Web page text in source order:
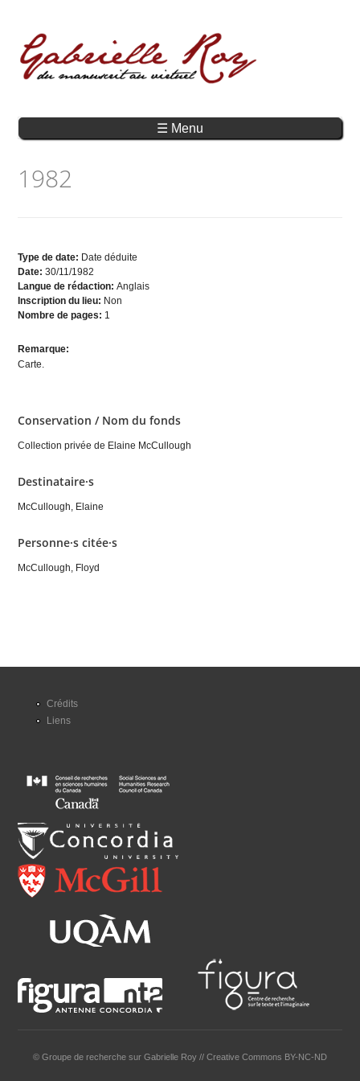
☰ Menu
1982
Type de date: Date déduite
Date:30/11/1982
Langue de rédaction:Anglais
Inscription du lieu: Non
Nombre de pages: 1
Remarque:
Carte.
Conservation / Nom du fonds
Collection privée de Elaine McCullough
Destinataire·s
McCullough, Elaine
Personne·s citée·s
McCullough, Floyd
Crédits
Liens
© Groupe de recherche sur Gabrielle Roy // Creative Commons BY-NC-ND